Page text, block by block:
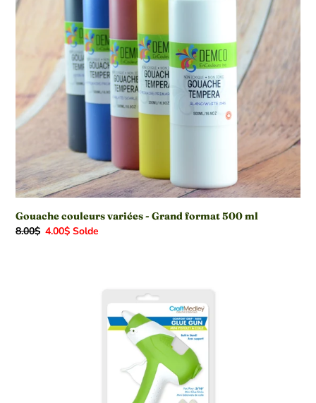
500
Gouache couleurs variées - Grand format 500 ml
Prix
8.00$ Prix
4.00$ Solde